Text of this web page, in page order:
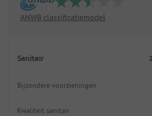
ANWB classificatiemodel
Sanitair
Bijzondere voorzieningen
Kwaliteit sanitair